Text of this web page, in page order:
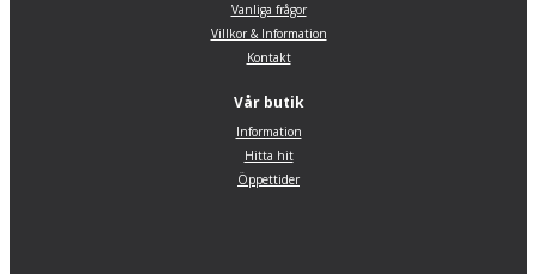
Vanliga frågor
Villkor & Information
Kontakt
Vår butik
Information
Hitta hit
Öppettider